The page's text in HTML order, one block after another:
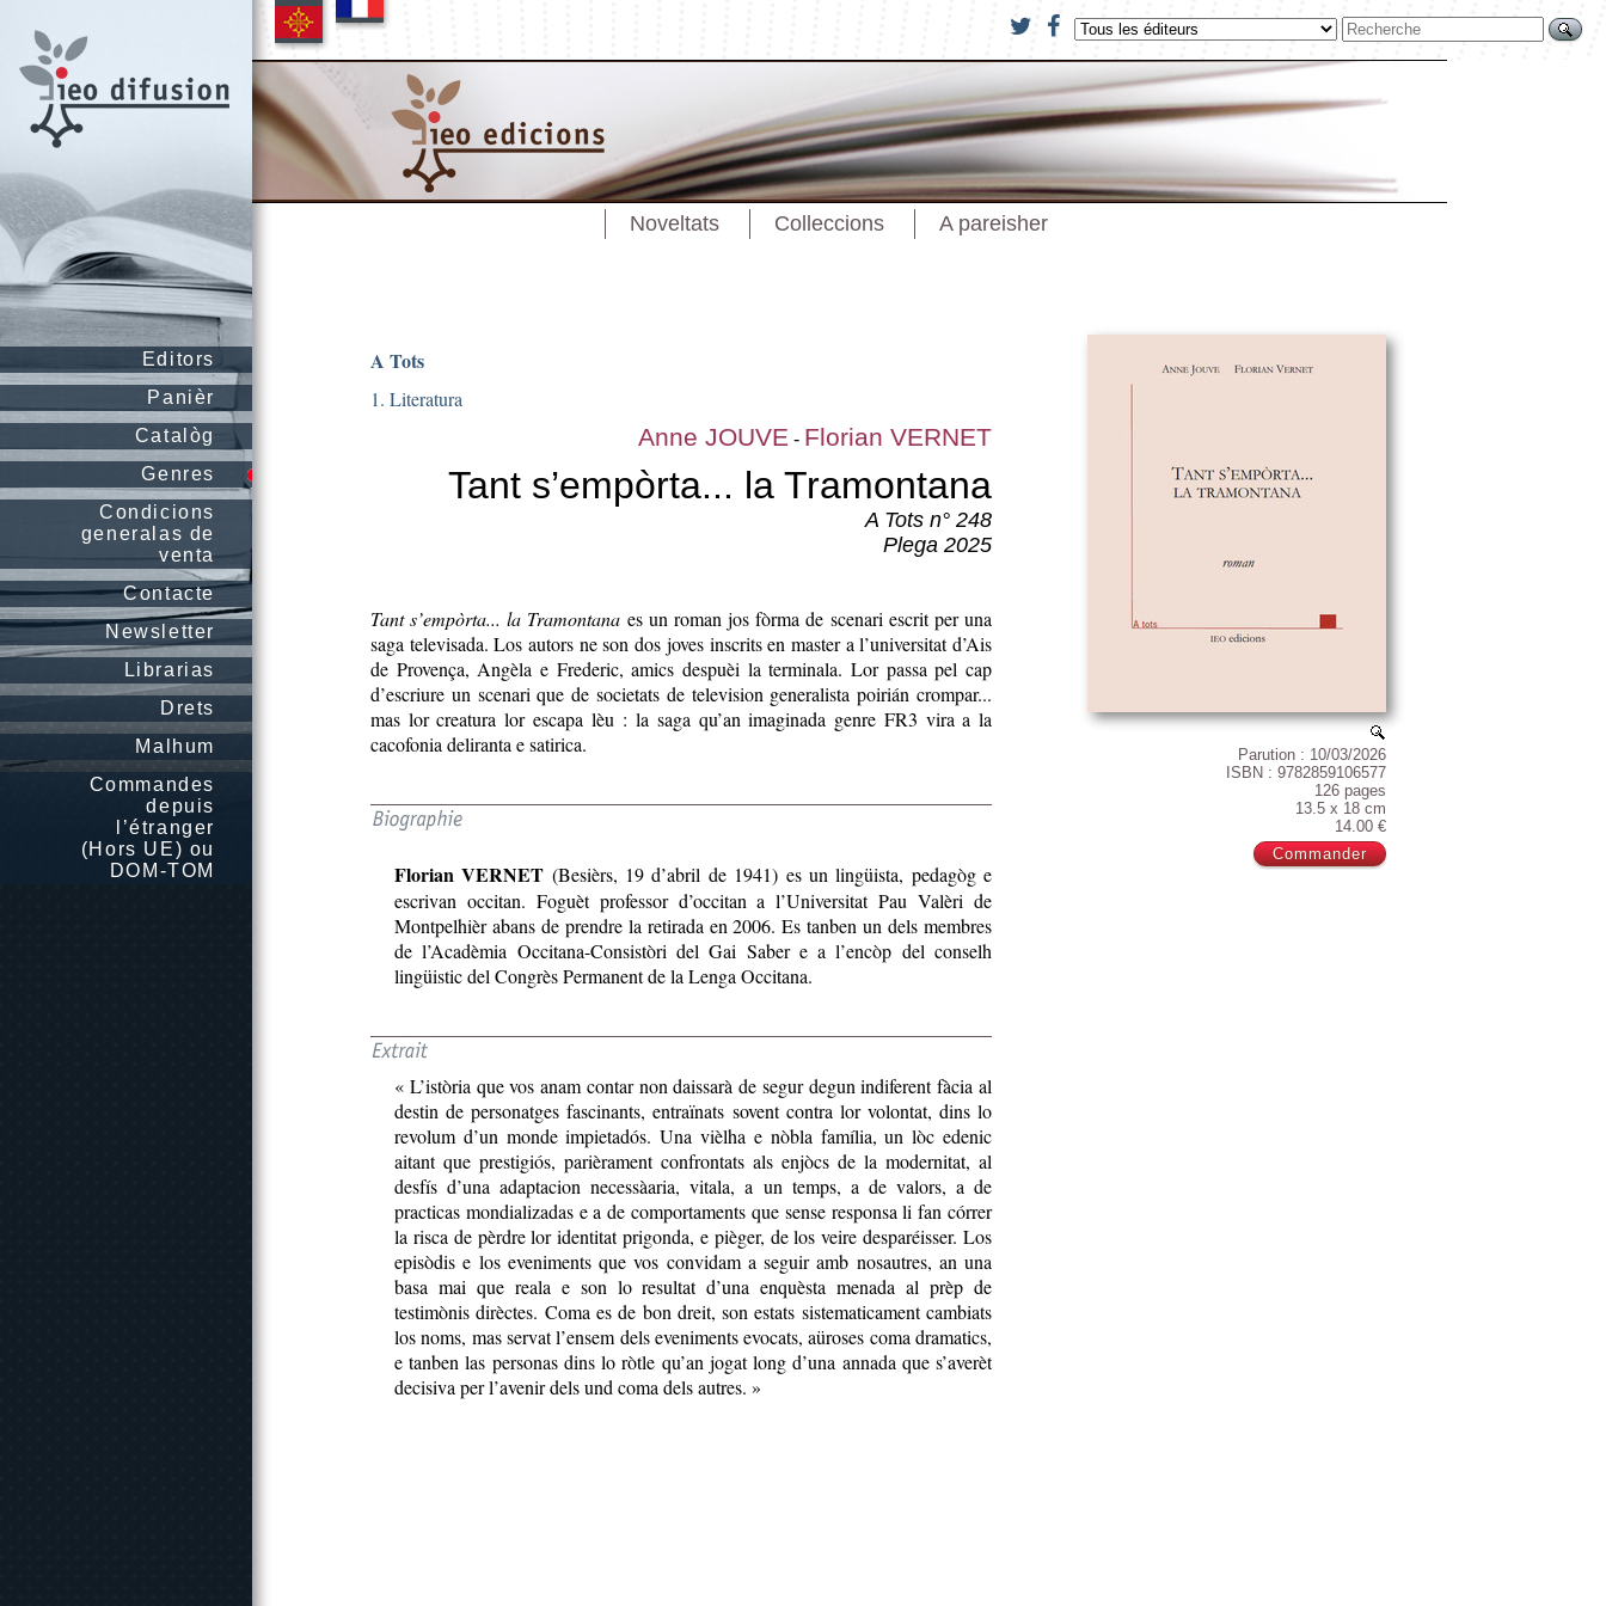
Editors
Panièr
Catalòg
Genres
Condicions
generalas de
venta
Contacte
Newsletter
Librarias
Drets
Malhum
Commandes
depuis
l’étranger
(Hors UE) ou
DOM-TOM
Noveltats Colleccions A pareisher
Parution : 10/03/2026
ISBN : 9782859106577
126 pages
13.5 x 18 cm
14.00 €
A Tots
1. Literatura
Anne JOUVE - Florian VERNET
Tant s’empòrta... la Tramontana
A Tots n° 248
Plega 2025
Tant s’empòrta... la Tramontana es un roman jos fòrma de scenari escrit per una
saga televisada. Los autors ne son dos joves inscrits en master a l’universitat d’Ais
de Provença, Angèla e Frederic, amics despuèi la terminala. Lor passa pel cap
d’escriure un scenari que de societats de television generalista poirián crompar...
mas lor creatura lor escapa lèu : la saga qu’an imaginada genre FR3 vira a la
cacofonia deliranta e satirica.
Florian VERNET (Besièrs, 19 d’abril de 1941) es un lingüista, pedagòg e
escrivan occitan. Foguèt professor d’occitan a l’Universitat Pau Valèri de
Montpelhièr abans de prendre la retirada en 2006. Es tanben un dels membres
de l’Acadèmia Occitana-Consistòri del Gai Saber e a l’encòp del conselh
lingüistic del Congrès Permanent de la Lenga Occitana.
« L’istòria que vos anam contar non daissarà de segur degun indiferent fàcia al
destin de personatges fascinants, entraïnats sovent contra lor volontat, dins lo
revolum d’un monde impietadós. Una vièlha e nòbla família, un lòc edenic
aitant que prestigiós, parièrament confrontats als enjòcs de la modernitat, al
desfís d’una adaptacion necessàaria, vitala, a un temps, a de valors, a de
practicas mondializadas e a de comportaments que sense responsa li fan córrer
la risca de pèrdre lor identitat prigonda, e pièger, de los veire desparéisser. Los
episòdis e los eveniments que vos convidam a seguir amb nosautres, an una
basa mai que reala e son lo resultat d’una enquèsta menada al prèp de
testimònis dirèctes. Coma es de bon dreit, son estats sistematicament cambiats
los noms, mas servat l’ensem dels eveniments evocats, aüroses coma dramatics,
e tanben las personas dins lo ròtle qu’an jogat long d’una annada que s’averèt
decisiva per l’avenir dels und coma dels autres. »